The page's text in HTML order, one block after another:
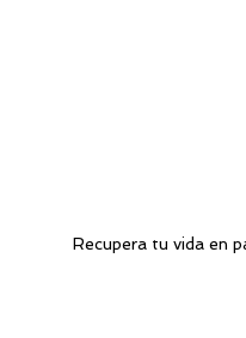
Recupera tu vida en